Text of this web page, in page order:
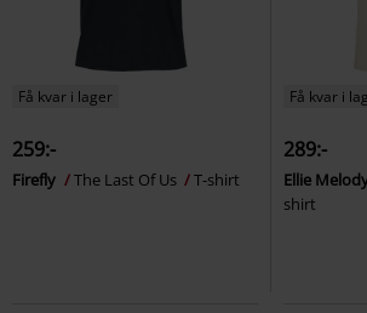
Få kvar i lager
259:-
Firefly The Last Of Us T-shirt
Få kvar i
289:-
Ellie
shirt